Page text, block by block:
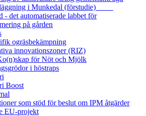
i Munkedal (förstudie)
- det automatiserade labbet för
på gården
ogräsbekämpning
innovationszoner (RIZ)
för Nöt och Mjölk
i höstraps
Boost
som stöd för beslut om IPM åtgärder
EU-projekt